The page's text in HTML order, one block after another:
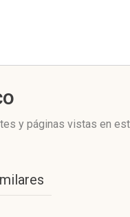
y páginas vistas en